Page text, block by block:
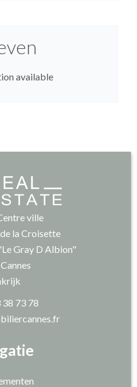
available
ville
la Croisette
Gray D Albion"
Cannes
38 73 78